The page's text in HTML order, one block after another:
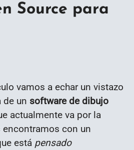
Source para
vamos a echar un vistazo
de un software de dibujo
actualmente va por la
con un
está pensado